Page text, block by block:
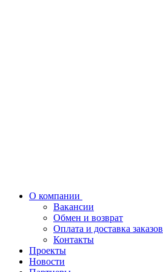
О компании
Вакансии
Обмен и возврат
Оплата и доставка заказов
Контакты
Проекты
Новости